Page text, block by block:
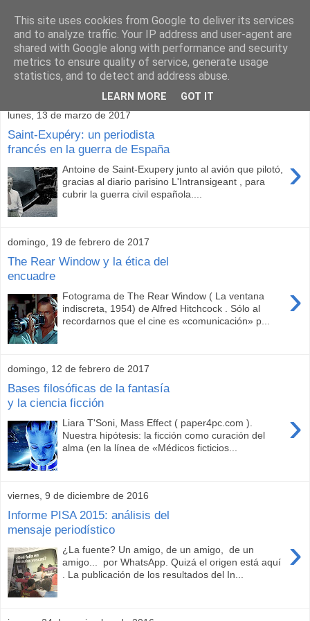
lunes, 13 de marzo de 2017
Saint-Exupéry: un periodista
francés en la guerra de España
›
Antoine de Saint-Exupery junto al avión que pilotó,
gracias al diario parisino L'Intransigeant , para
cubrir la guerra civil española....
domingo, 19 de febrero de 2017
The Rear Window y la ética del
encuadre
›
Fotograma de The Rear Window ( La ventana
indiscreta, 1954) de Alfred Hitchcock . Sólo al
recordarnos que el cine es «comunicación» p...
domingo, 12 de febrero de 2017
Bases filosóficas de la fantasía
y la ciencia ficción
›
Liara T'Soni, Mass Effect ( paper4pc.com ).
Nuestra hipótesis: la ficción como curación del
alma (en la línea de «Médicos ficticios...
viernes, 9 de diciembre de 2016
Informe PISA 2015: análisis del
mensaje periodístico
›
¿La fuente? Un amigo, de un amigo, de un
amigo... por WhatsApp. Quizá el origen está aquí
. La publicación de los resultados del In...
This site uses cookies from Google to deliver its services
and to analyze traffic. Your IP address and user-agent are
shared with Google along with performance and security
metrics to ensure quality of service, generate usage
statistics, and to detect and address abuse.
LEARN MORE GOT IT